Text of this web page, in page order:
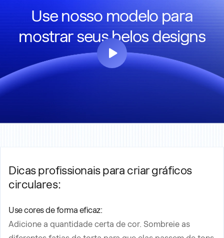
Use nosso modelo para
mostrar seus belos designs
Dicas profissionais para criar gráficos
circulares:
Use cores de forma eficaz:
Adicione a quantidade certa de cor. Sombreie as